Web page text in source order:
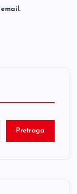
Pretraga